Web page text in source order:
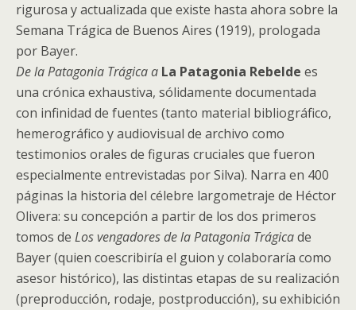
rigurosa y actualizada que existe hasta ahora sobre la
Semana Trágica de Buenos Aires (1919), prologada
por Bayer.
De la Patagonia Trágica a La Patagonia Rebelde es
una crónica exhaustiva, sólidamente documentada
con infinidad de fuentes (tanto material bibliográfico,
hemerográfico y audiovisual de archivo como
testimonios orales de figuras cruciales que fueron
especialmente entrevistadas por Silva). Narra en 400
páginas la historia del célebre largometraje de Héctor
Olivera: su concepción a partir de los dos primeros
tomos de Los vengadores de la Patagonia Trágicade
Bayer (quien coescribiría el guion y colaboraría como
asesor histórico), las distintas etapas de su realización
(preproducción, rodaje, postproducción), su exhibición